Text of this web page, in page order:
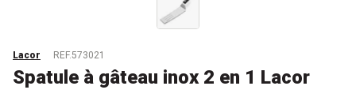
Lacor REF.573021
Spatule à gâteau inox 2 en 1 Lacor